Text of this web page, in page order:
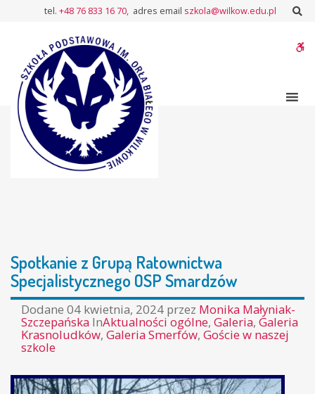
Ratownictwa
Specjalistycznego
OSP
Smardzów
tel. +48 76 833 16 70, adres email szkola@wilkow.edu.pl
Spotkanie z Grupą Ratownictwa
Specjalistycznego OSP Smardzów
Dodane 04 kwietnia, 2024 przez Monika Małyniak-
Szczepańska InAktualności ogólne, Galeria, Galeria
Krasnoludków, Galeria Smerfów, Goście w naszej
szkole